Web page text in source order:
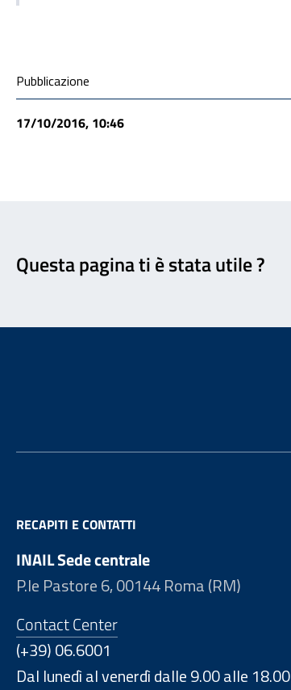
Condivisione social
Pubblicazione
17/10/2016, 10:46
Questa pagina ti è stata utile ?
RECAPITI E CONTATTI
INAIL Sede centrale
P.le Pastore 6, 00144 Roma (RM)
Contact Center
(+39) 06.6001
Dal lunedì al venerdì dalle 9.00 alle 18.00